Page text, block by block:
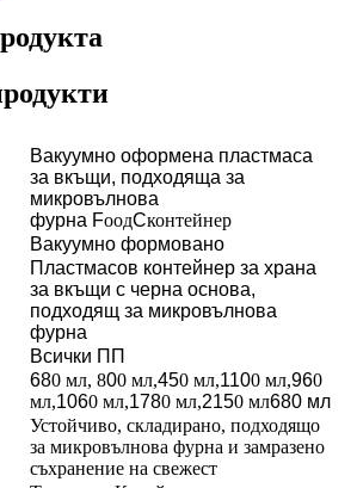
Вакуумно оформена пластмаса
за вкъщи, подходяща за
микровълнова
фурна FоодCконтейнер
Вакуумно формовано
Пластмасов контейнер за храна
за вкъщи с черна основа,
подходящ за микровълнова
фурна
Всички ПП
680 мл, 800 мл,450 мл,1100 мл,960
мл,1060 мл,1780 мл,2150 мл680 мл
Устойчиво, складирано, подходящо
за микровълнова фурна и замразено
съхранение на свежест